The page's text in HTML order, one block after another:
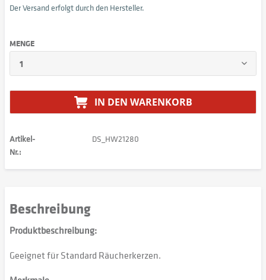
Der Versand erfolgt durch den Hersteller.
MENGE
IN DEN WARENKORB
Artikel-
Nr.:
DS_HW21280
Beschreibung
Produktbeschreibung:
Geeignet für Standard Räucherkerzen.